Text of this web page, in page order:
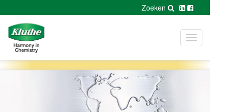
Zoeken
Toggle
navigation